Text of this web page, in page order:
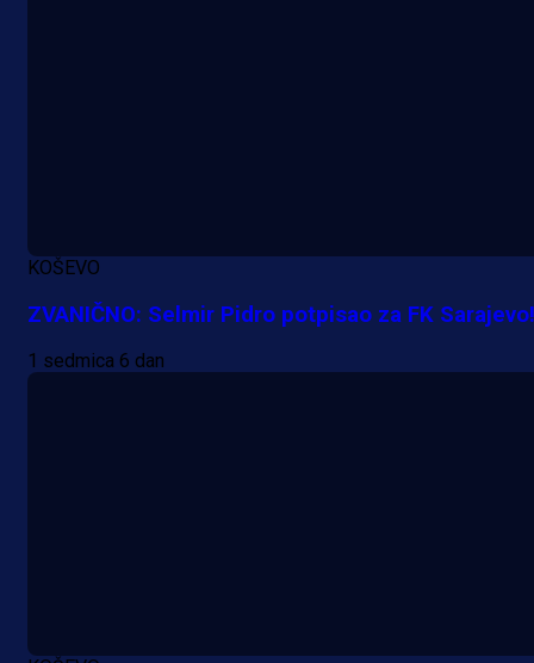
KOŠEVO
ZVANIČNO: Selmir Pidro potpisao za FK Sarajevo!
1 sedmica 6 dan